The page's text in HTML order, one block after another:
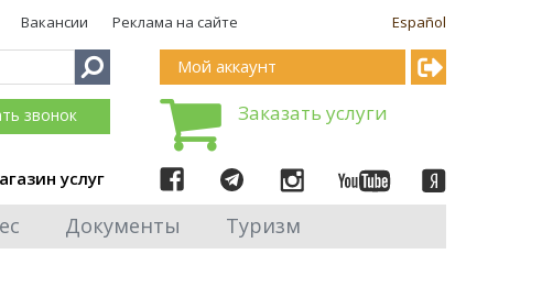
Español
Вакансии Реклама на сайте
звонок
услуг
Мой аккаунт
Заказать услуги
Документы Туризм